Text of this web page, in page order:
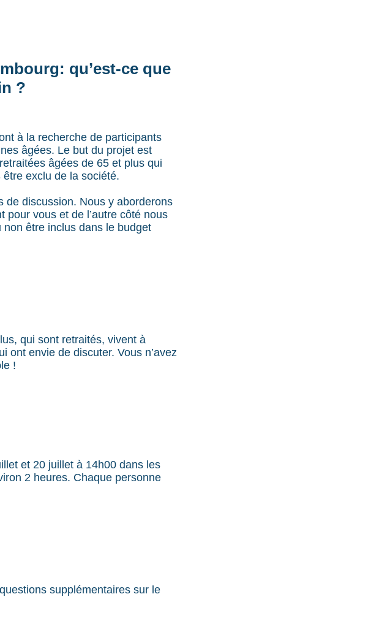
qu’est-ce que
?
à la recherche de participants
âgées. Le but du projet est
âgées de 65 et plus qui
exclu de la société.
de discussion. Nous y aborderons
pour vous et de l’autre côté nous
être inclus dans le budget
qui sont retraités, vivent à
ont envie de discuter. Vous n’avez
!
et 20 juillet à 14h00 dans les
2 heures. Chaque personne
supplémentaires sur le